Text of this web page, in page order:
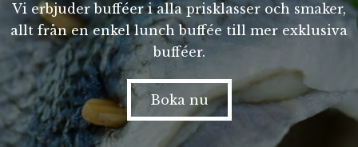
Vi erbjuder bufféer i alla prisklasser och smaker,
allt från en enkel lunch buffée till mer exklusiva
bufféer.
Boka nu